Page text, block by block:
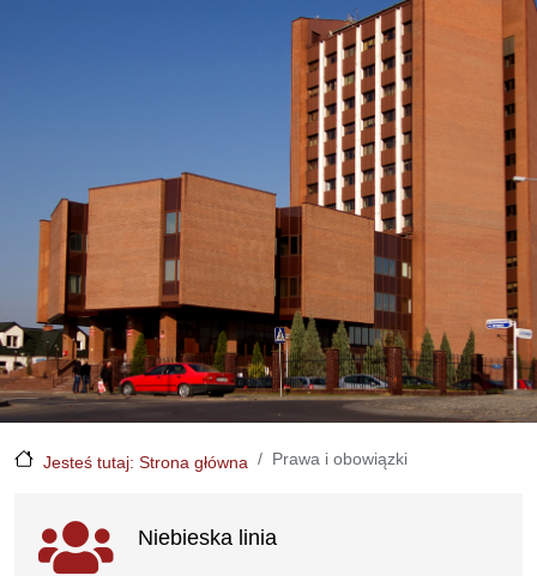
Jesteś tutaj: Strona główna Prawa i obowiązki
Ważne linki
Niebieska linia